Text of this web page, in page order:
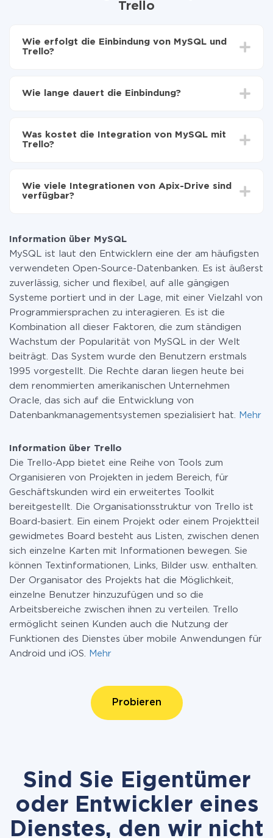
Trello
Wie erfolgt die Einbindung von MySQL und
Trello?
übertragen
auf Trello übertragen
Wie lange dauert die Einbindung?
Im Durchschnitt dauert es 10-15 Minuten.
Was kostet die Integration von MySQL mit
Trello?
zahlen nur für die Datenmenge, die über unseren
Service von einem System auf ein anderes übertragen
Weitere Informationen zu
Wie viele Integrationen von Apix-Drive sind
verfügbar?
Information über MySQL
MySQL ist laut den Entwicklern eine der am häufigsten
verwendeten Open-Source-Datenbanken. Es ist äußerst
zuverlässig, sicher und flexibel, auf alle gängigen
Systeme portiert und in der Lage, mit einer Vielzahl von
Programmiersprachen zu interagieren. Es ist die
Kombination all dieser Faktoren, die zum ständigen
Wachstum der Popularität von MySQL in der Welt
beiträgt. Das System wurde den Benutzern erstmals
1995 vorgestellt. Die Rechte daran liegen heute bei
dem renommierten amerikanischen Unternehmen
Oracle, das sich auf die Entwicklung von
Datenbankmanagementsystemen spezialisiert hat.
Mehr
Information über Trello
Die Trello-App bietet eine Reihe von Tools zum
Organisieren von Projekten in jedem Bereich, für
Geschäftskunden wird ein erweitertes Toolkit
bereitgestellt. Die Organisationsstruktur von Trello ist
Board-basiert. Ein einem Projekt oder einem Projektteil
gewidmetes Board besteht aus Listen, zwischen denen
sich einzelne Karten mit Informationen bewegen. Sie
können Textinformationen, Links, Bilder usw. enthalten.
Der Organisator des Projekts hat die Möglichkeit,
einzelne Benutzer hinzuzufügen und so die
Arbeitsbereiche zwischen ihnen zu verteilen. Trello
ermöglicht seinen Kunden auch die Nutzung der
Funktionen des Dienstes über mobile Anwendungen für
Android und iOS.
Mehr
Probieren
Sind Sie Eigentümer
oder Entwickler eines
Dienstes, den wir nicht